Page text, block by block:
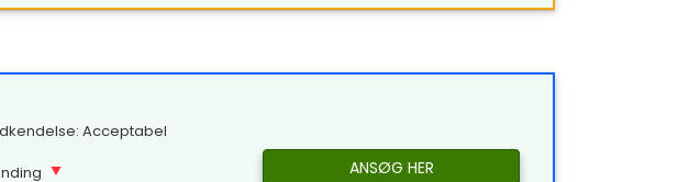
Acceptabel
ANSØG HER